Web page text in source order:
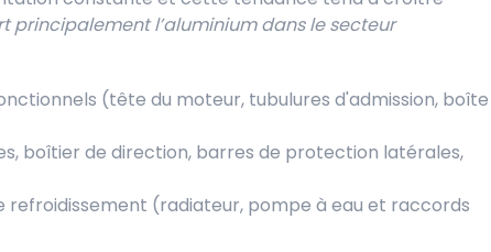
principalement l’aluminium dans le secteur
(tête du moteur, tubulures d'admission, boîte
boîtier de direction, barres de protection latérales,
refroidissement (radiateur, pompe à eau et raccords